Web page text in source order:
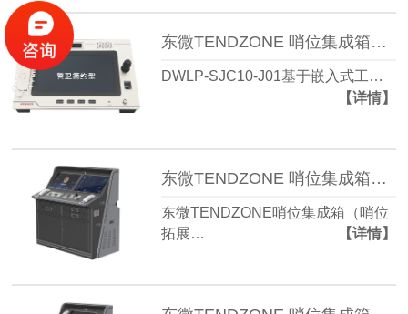
东微TENDZONE 哨位集成箱（警卫简约型）DWLP-SJC10-J01
DWLP-SJC10-J01基于嵌入式工…
【详情】
东微TENDZONE 哨位集成箱（哨位拓展型）DWLP-SJC10-S03
东微TENDZONE哨位集成箱（哨位
拓展…
【详情】